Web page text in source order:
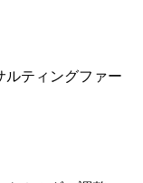
ルティングファー